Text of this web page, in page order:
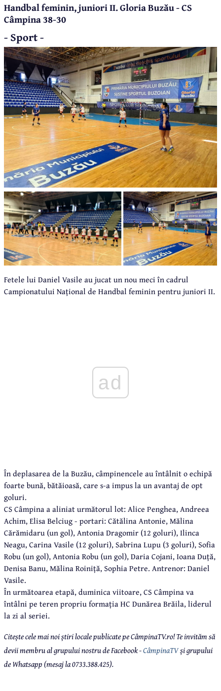
Handbal feminin, juniori II. Gloria Buzău - CS
Câmpina 38-30
- Sport -
Fetele lui Daniel Vasile au jucat un nou meci în cadrul
Campionatului Național de Handbal feminin pentru juniori II.
ad
În deplasarea de la Buzău, câmpinencele au întâlnit o echipă
foarte bună, bătăioasă, care s-a impus la un avantaj de opt
goluri.
CS Câmpina a aliniat următorul lot: Alice Penghea, Andreea
Achim, Elisa Belciug - portari: Cătălina Antonie, Mălina
Cărămidaru (un gol), Antonia Dragomir (12 goluri), Ilinca
Neagu, Carina Vasile (12 goluri), Sabrina Lupu (3 goluri), Sofia
Robu (un gol), Antonia Robu (un gol), Daria Cojani, Ioana Duță,
Denisa Banu, Mălina Roiniță, Sophia Petre. Antrenor: Daniel
Vasile.
În următoarea etapă, duminica viitoare, CS Câmpina va
întâlni pe teren propriu formația HC Dunărea Brăila, liderul
la zi al seriei.
Citește cele mai noi știri locale publicate pe CâmpinaTV.ro! Te invităm să
devii membru al grupului nostru de Facebook -CâmpinaTVși grupului
de Whatsapp (mesaj la 0733.388.425).